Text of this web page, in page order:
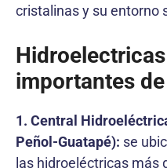
cristalinas y su entorno
importantes
1. Central
Peñol-Guatapé): se
las hidroeléctricas más